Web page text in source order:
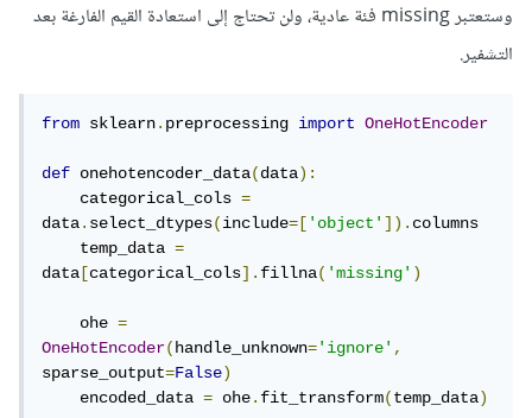
وستعتبر missing فئة عادية، ولن تحتاج إلى استعادة القيم الفارغة بعد
التشفير.
from sklearn.preprocessing import OneHotEncoder
def onehotencoder_data(data):
    categorical_cols
=
data.select_dtypes(include=['object']).columns
    temp_data
=
data [categorical_cols].fillna('missing')
    ohe
=
OneHotEncoder(handle_unknown='ignore',
sparse_output=False)
    encoded_data
= ohe.fit_transform(temp_data)